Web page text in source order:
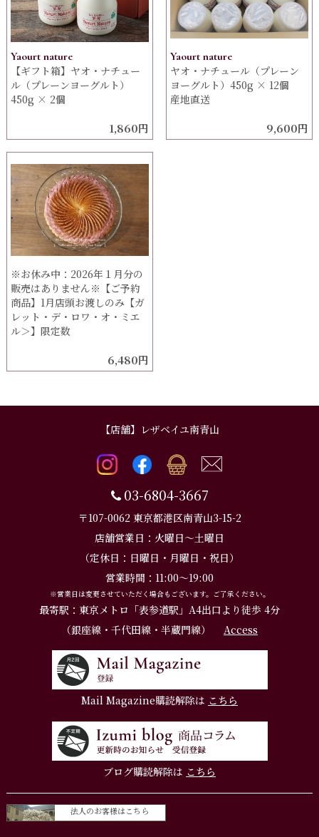
Yaourt nature
【ギフト箱】ヤオ・ナチュー
ル（プレーンヨーグルト）
450g × 2個
1,860円
Yaourt nature
ヤオ・ナチュール（プレーン
ヨーグルト）450g × 12個
産地直送
9,600円
※お休み中：2026年１月分の
販売はありません※【ご予約
商品】1月店頭お渡しのみ【ガ
レット・デ・ロワ・オ・ミエ
ル＞】限定数
6,480円
【店舗】レザベイユ南青山
03-6804-3667
〒107-0062 東京都港区南青山3-15-2
店舗営業日：火曜日～土曜日
（定休日：日曜日・月曜日・祝日）
営業時間：11:00～19:00
※営業日は変更させていただく場合もございます。ご了承ください。
最寄駅：東京メトロ「表参道駅」A4出口より徒歩 4分
（銀座線・千代田線・半蔵門線）
Access
Mail Magazine購読解除は こちら
ブログ購読解除は こちら
法人のお客様はこちら